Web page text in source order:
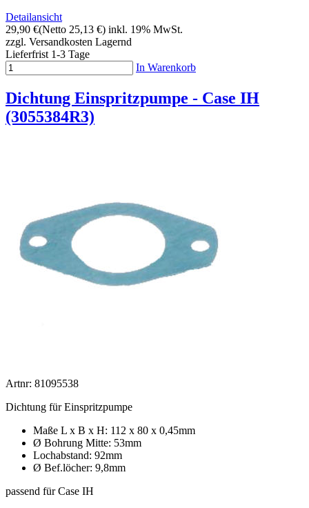
Detailansicht
29,90 €(Netto 25,13 €) inkl. 19% MwSt.
zzgl. Versandkosten Lagernd
Lieferfrist 1-3 Tage
In Warenkorb
Dichtung Einspritzpumpe - Case IH
(3055384R3)
Artnr: 81095538
Dichtung für Einspritzpumpe
Maße L x B x H: 112 x 80 x 0,45mm
Ø Bohrung Mitte: 53mm
Lochabstand: 92mm
Ø Bef.löcher: 9,8mm
passend für Case IH